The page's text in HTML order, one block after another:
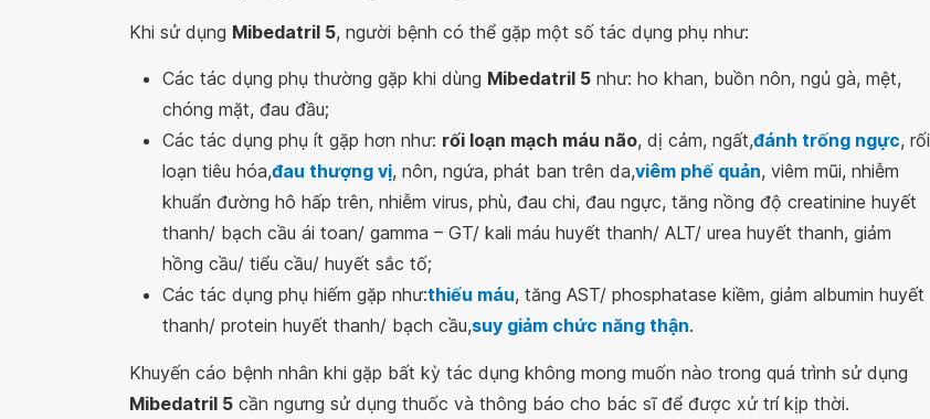
Khi sử dụng Mibedatril 5, người bệnh có thể gặp một số tác dụng phụ như:
Các tác dụng phụ thường gặp khi dùng Mibedatril 5 như: ho khan, buồn nôn, ngủ gà, mệt,
chóng mặt, đau đầu;
Các tác dụng phụ ít gặp hơn như: rối loạn mạch máu não, dị cảm, ngất,đánh trống ngực, rối
loạn tiêu hóa,đau thượng vị, nôn, ngứa, phát ban trên da,viêm phế quản, viêm mũi, nhiễm
khuẩn đường hô hấp trên, nhiễm virus, phù, đau chi, đau ngực, tăng nồng độ creatinine huyết
thanh/ bạch cầu ái toan/ gamma – GT/ kali máu huyết thanh/ ALT/ urea huyết thanh, giảm
hồng cầu/ tiểu cầu/ huyết sắc tố;
Các tác dụng phụ hiếm gặp như:thiếu máu, tăng AST/ phosphatase kiềm, giảm albumin huyết
thanh/ protein huyết thanh/ bạch cầu,suy giảm chức năng thận.
Khuyến cáo bệnh nhân khi gặp bất kỳ tác dụng không mong muốn nào trong quá trình sử dụng
Mibedatril 5 cần ngưng sử dụng thuốc và thông báo cho bác sĩ để được xử trí kịp thời.